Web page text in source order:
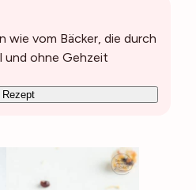
wie vom Bäcker, die durch
und ohne Gehzeit